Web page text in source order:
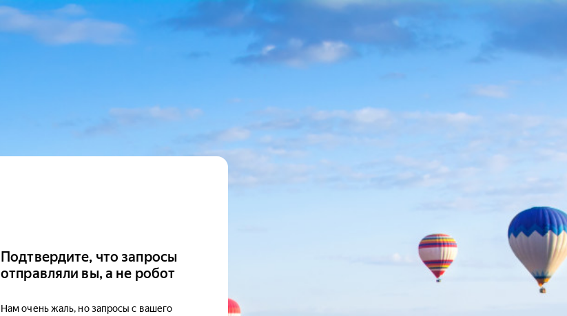
Подтвердите, что запросы
отправляли вы, а не робот
Нам очень жаль, но запросы с вашего